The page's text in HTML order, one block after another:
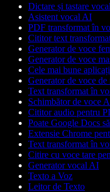
Dictare și tastare
Asistent vocal AI
PDF transformat în
Cititor text
Generator de voce
Generator de voce
Cele mai bune
Generator de voce de
Text transformat în
Schimbător de voce
Cititor audio pentru
Poate Google Docs
Extensie Chrome
Text transformat în
Citire cu voce tare
Generator vocal AI
Texto a Voz
Leitor de Texto